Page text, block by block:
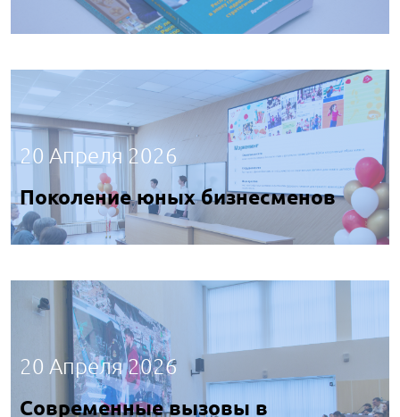
20 Апреля 2026
Поколение юных бизнесменов
20 Апреля 2026
Современные вызовы в